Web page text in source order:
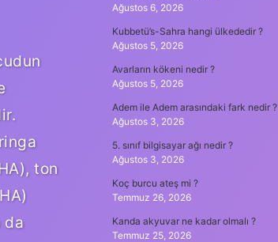
ton
da
Ağustos 6, 2026
Kubbetü’s-Sahra hangi ülkededir ?
Ağustos 5, 2026
Avarların kökeni nedir ?
Ağustos 5, 2026
Adem ile Adem arasındaki fark nedir ?
Ağustos 3, 2026
5. sınıf bilgisayar ağı nedir ?
Ağustos 3, 2026
Koç burcu ateş mi ?
Temmuz 26, 2026
Kanda akyuvar ne kadar olmalı ?
Temmuz 25, 2026